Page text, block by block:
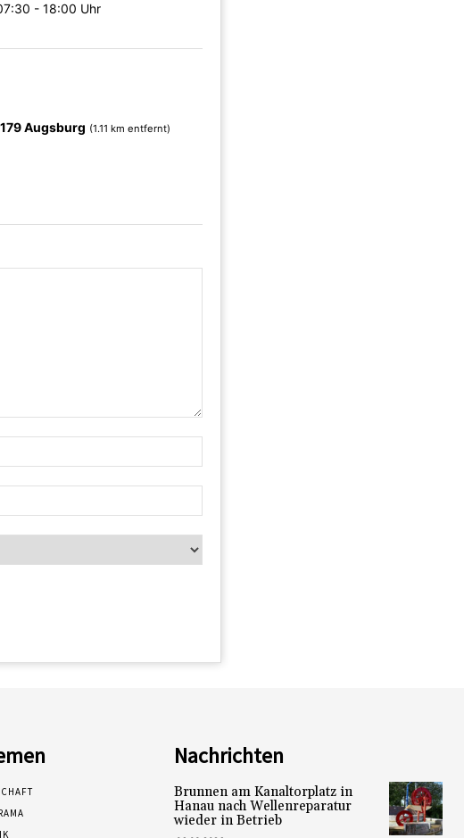
- 18:00 Uhr
Augsburg (1.11 km entfernt)
Nachrichten
Brunnen am Kanaltorplatz in
Hanau nach Wellenreparatur
wieder in Betrieb